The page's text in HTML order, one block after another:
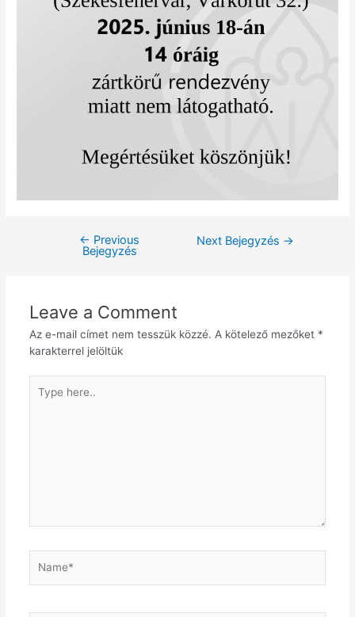
← Previous
Bejegyzés
Next Bejegyzés →
Leave a Comment
Az e-mail címet nem tesszük közzé. A kötelező mezőket *
karakterrel jelöltük